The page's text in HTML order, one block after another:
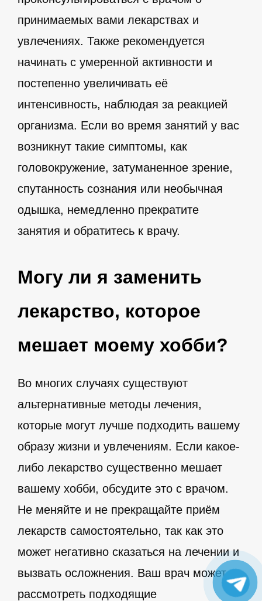
принимаемых вами лекарствах и
увлечениях. Также рекомендуется
начинать с умеренной активности и
постепенно увеличивать её
интенсивность, наблюдая за реакцией
организма. Если во время занятий у вас
возникнут такие симптомы, как
головокружение, затуманенное зрение,
спутанность сознания или необычная
одышка, немедленно прекратите
занятия и обратитесь к врачу.
Могу ли я заменить
лекарство, которое
мешает моему хобби?
Во многих случаях существуют
альтернативные методы лечения,
которые могут лучше подходить вашему
образу жизни и увлечениям. Если какое-
либо лекарство существенно мешает
вашему хобби, обсудите это с врачом.
Не меняйте и не прекращайте приём
лекарств самостоятельно, так как это
может негативно сказаться на лечении и
вызвать осложнения. Ваш врач может
рассмотреть подходящие